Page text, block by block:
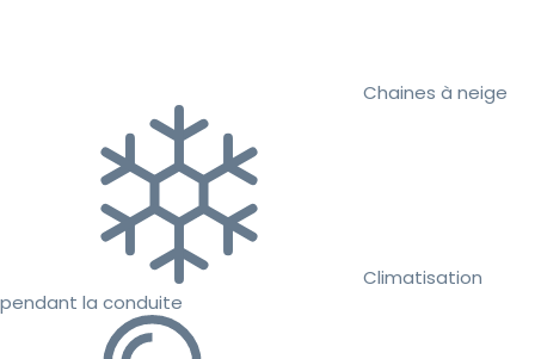
Chaines à neige
Climatisation
pendant la conduite